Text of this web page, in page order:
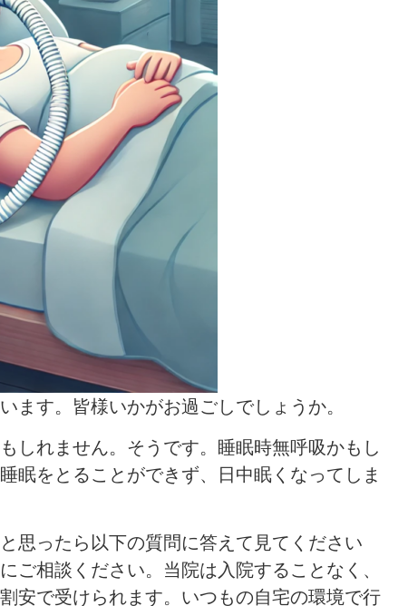
ます。皆様いかがお過ごしでしょうか。
しれません。そうです。睡眠時無呼吸かもし
眠をとることができず、日中眠くなってしま
思ったら以下の質問に答えて見てください
ご相談ください。当院は入院することなく、
安で受けられます。いつもの自宅の環境で行